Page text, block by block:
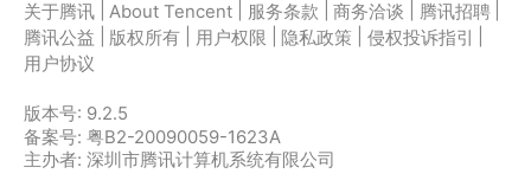
关于腾讯 About Tencent 服务条款 商务洽谈 腾讯招聘
腾讯公益
版权所有 用户权限 隐私政策 侵权投诉指引
用户协议
版本号: 9.2.5
备案号: 粤B2-20090059-1623A
主办者: 深圳市腾讯计算机系统有限公司